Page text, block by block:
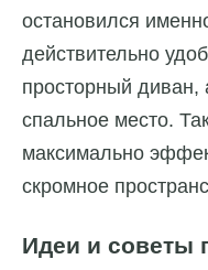
остановился
действительно
просторный
спальное место.
максимально
скромное
Идеи и советы